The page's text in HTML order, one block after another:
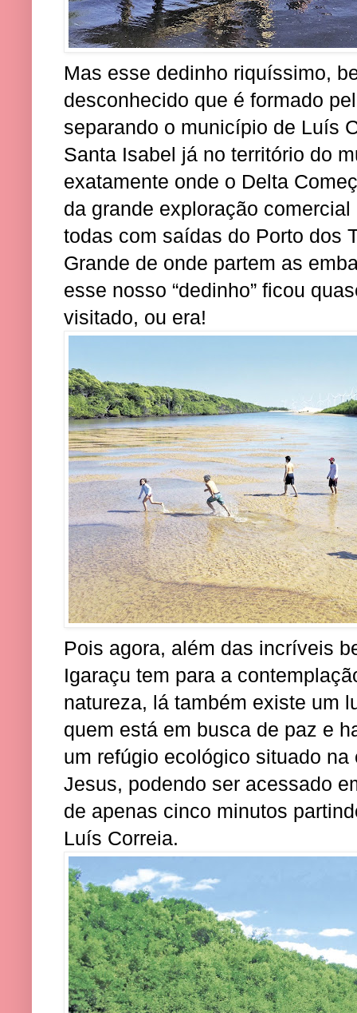
Mas esse dedinho riquíssimo,
desconhecido que é formado
separando o município de Luís
Santa Isabel já no território do
exatamente onde o Delta
da grande exploração
todas com saídas do Porto dos
Grande de onde partem as
esse nosso “dedinho” ficou
visitado, ou era!
Pois agora, além das incríveis
Igaraçu tem para a
natureza, lá também existe um
quem está em busca de paz e
um refúgio ecológico situado
Jesus, podendo ser acessado
de apenas cinco minutos
Luís Correia.